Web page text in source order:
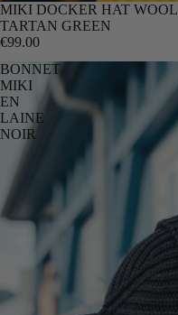
MIKI DOCKER HAT WOOL
TARTAN GREEN
€99.00
BONNET
MIKI
EN
LAINE
NOIR